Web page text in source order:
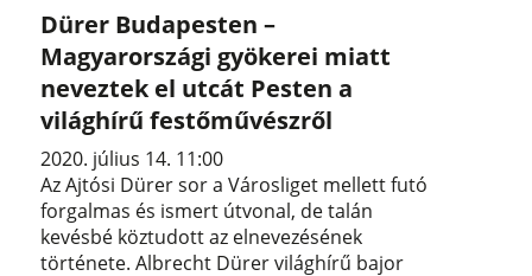
Dürer Budapesten –
Magyarországi gyökerei miatt
neveztek el utcát Pesten a
világhírű festőművészről
2020. július 14. 11:00
Az Ajtósi Dürer sor a Városliget mellett futó
forgalmas és ismert útvonal, de talán
kevésbé köztudott az elnevezésének
története. Albrecht Dürer világhírű bajor